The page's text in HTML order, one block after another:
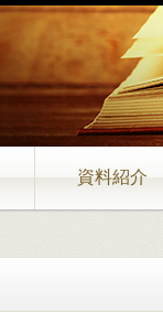
資料紹介